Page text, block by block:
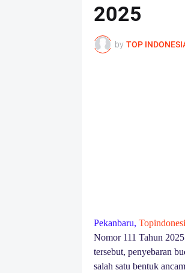
2025
by TOP
Pekanbaru,
Nomor 111 Tahun
tersebut, penyebaran
salah satu bentuk